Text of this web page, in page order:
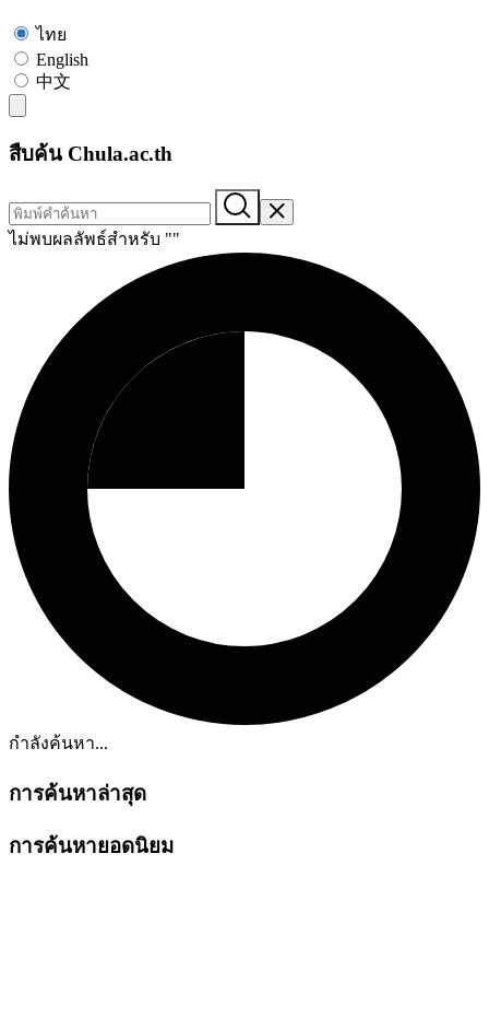
ไทย
English
中文
สืบค้น Chula.ac.th
ไม่พบผลลัพธ์สำหรับ ""
กำลังค้นหา...
การค้นหาล่าสุด
การค้นหายอดนิยม